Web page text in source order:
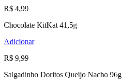
R$ 4,99
Chocolate KitKat 41,5g
Adicionar
R$ 9,99
Salgadinho Doritos Queijo Nacho 96g